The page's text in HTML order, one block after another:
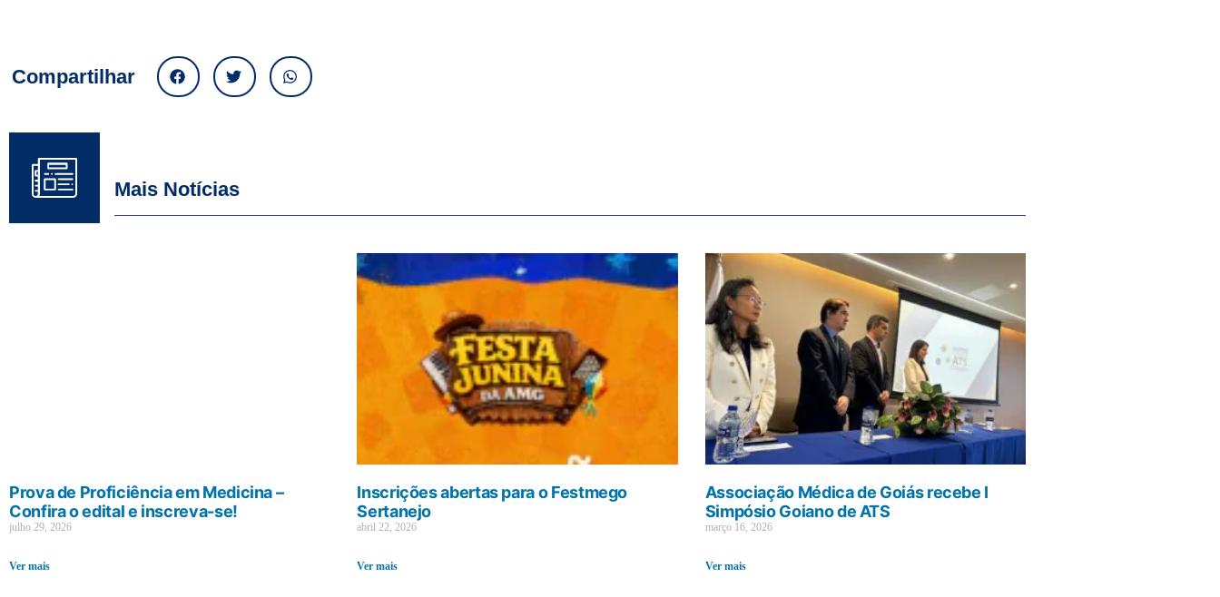
Compartilhar
Mais Notícias
Prova de Proficiência em Medicina –
Confira o edital e inscreva-se!
julho 29, 2026
Ver mais
Inscrições abertas para o Festmego
Sertanejo
abril 22, 2026
Ver mais
Associação Médica de Goiás recebe I
Simpósio Goiano de ATS
março 16, 2026
Ver mais